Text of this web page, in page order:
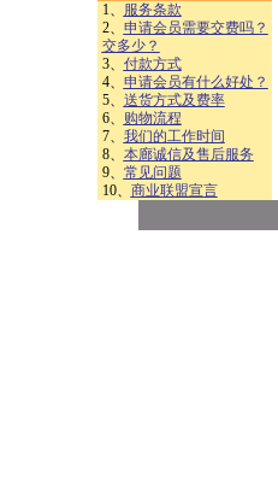
1、
服务条款
2、 申请会员需要交费吗？
交多少？
3、 付款方式
4、 申请会员有什么好处？
5、 送货方式及费率
6、
购物流程
7、 我们的工作时间
8、 本廊诚信及售后服务
9、 常见问题
10、 商业联盟宣言